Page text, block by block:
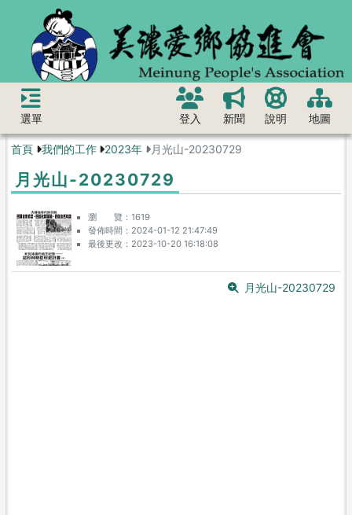
選單 登入 新聞 說明 地圖
首頁 我們的工作 2023年 月光山-20230729
月光山-20230729
瀏 覽
1619
發佈時間
2024-01-12 21:47:49
最後更改
2023-10-20 16:18:08
月光山-20230729